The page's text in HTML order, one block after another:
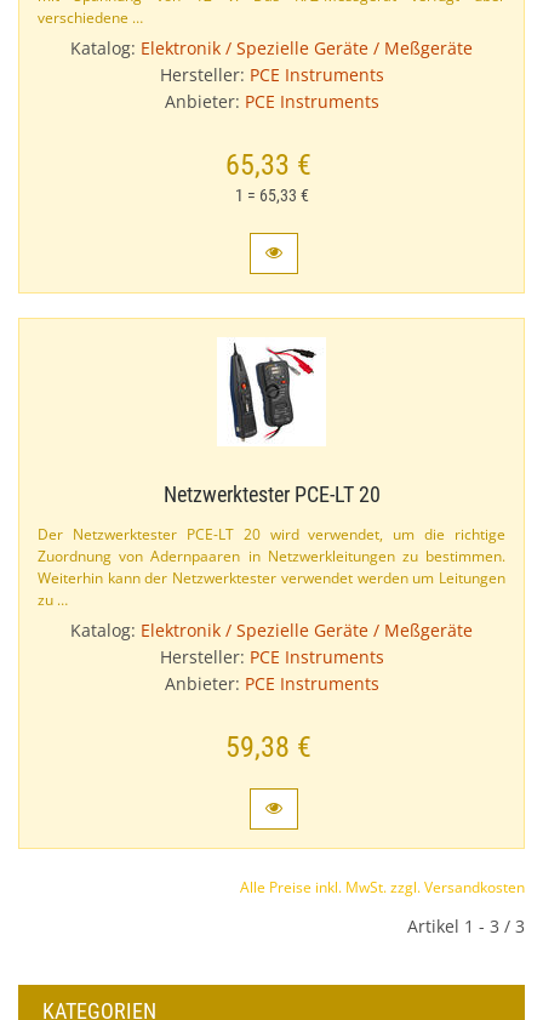
verschiedene …
Katalog: Elektronik / Spezielle Geräte / Meßgeräte
Hersteller: PCE Instruments
Anbieter: PCE Instruments
65,33 €
1 = 65,33 €
Netzwerktester PCE-​LT 20
Der Netzwerktester PCE-​LT 20 wird verwendet, um die richtige
Zuordnung von Adernpaaren in Netzwerkleitungen zu bestimmen.
Weiterhin kann der Netzwerktester verwendet werden um Leitungen
zu …
Katalog: Elektronik / Spezielle Geräte / Meßgeräte
Hersteller: PCE Instruments
Anbieter: PCE Instruments
59,38 €
Alle Preise inkl. MwSt. zzgl. Versandkosten
Artikel 1 - 3 / 3
KATEGORIEN